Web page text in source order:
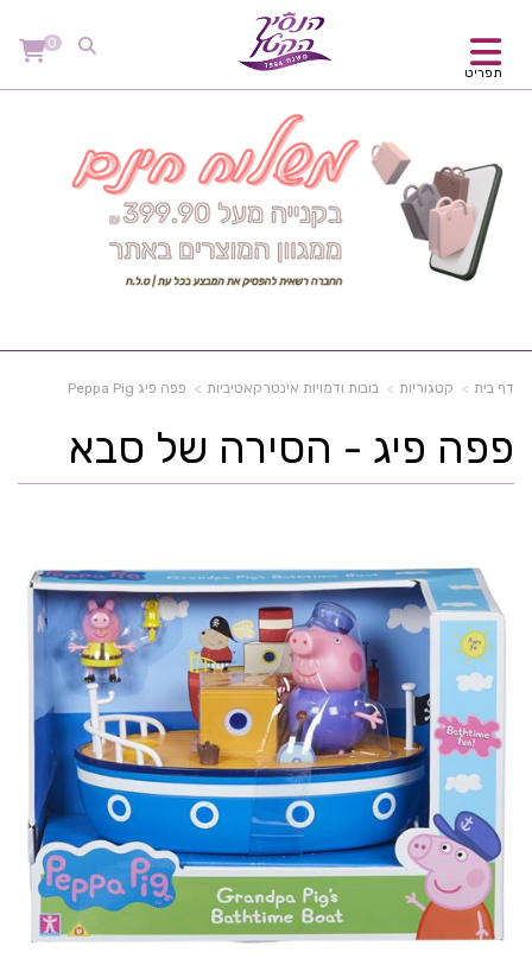
תפריט
0
דף בית קטגוריות בובות ודמויות אינטרקאטיביות פפה פיג Peppa Pig
פפה פיג - הסירה של סבא